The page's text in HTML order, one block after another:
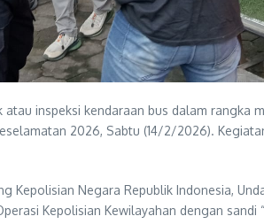
inspeksi kendaraan bus dalam rangka
2026, Sabtu (14/2/2026).
Negara Republik Indonesia,
Kepolisian Kewilayahan dengan sandi